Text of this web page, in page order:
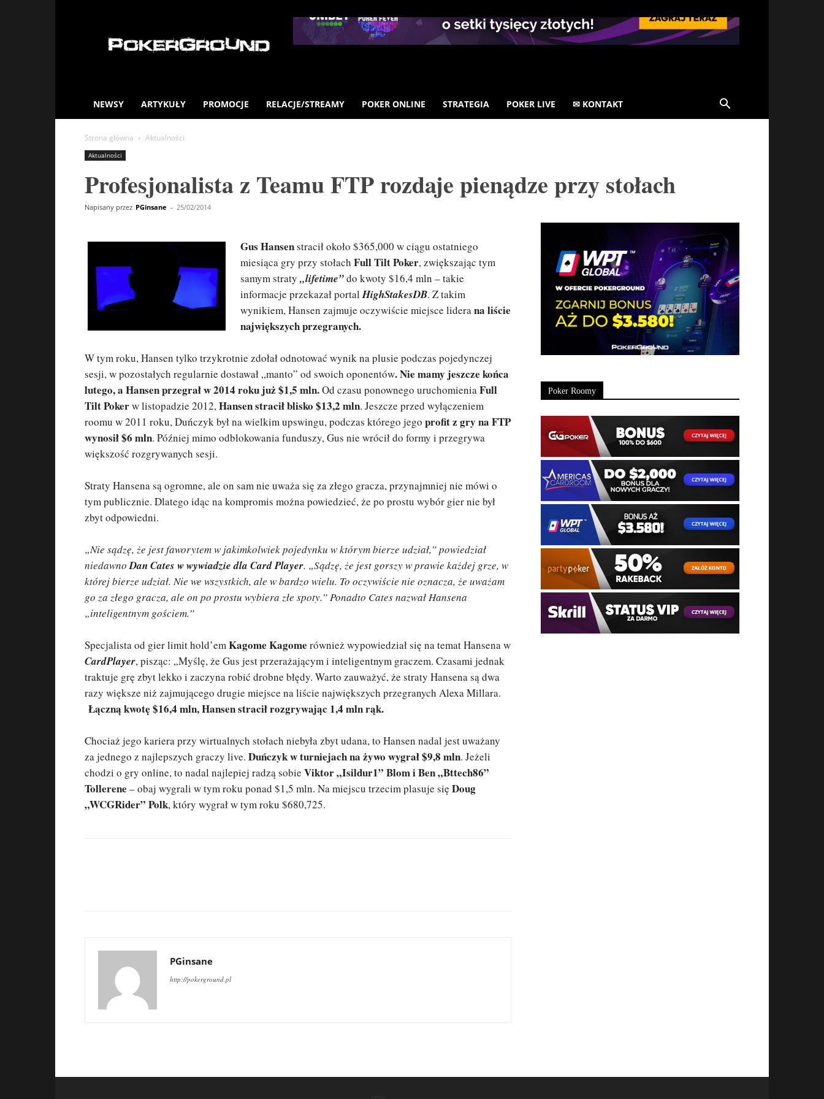
NEWSY ARTYKUŁY PROMOCJE RELACJE/STREAMY POKER ONLINE STRATEGIA POKER LIVE ✉ KONTAKT
Strona główna Aktualności
Aktualności
Profesjonalista z Teamu FTP rozdaje pienądze przy stołach
Napisany przez PGinsane - 25/02/2014
Gus Hansenstracił około $365,000 w ciągu ostatniego
miesiąca gry przy stołach Full Tilt Poker, zwiększając tym
samym straty „lifetime”do kwoty $16,4 mln – takie
informacje przekazał portalHighStakesDB. Z takim
wynikiem, Hansen zajmuje oczywiście miejsce liderana liście
największych przegranych.
W tym roku, Hansen tylko trzykrotnie zdołał odnotować wynik na plusie podczas pojedynczej
sesji, w pozostałych regularnie dostawał „manto” od swoich oponentów. Nie mamy jeszcze końca
lutego, a Hansen przegrał w 2014 roku już $1,5 mln.Od czasu ponownego uruchomieniaFull
Tilt Pokerw listopadzie 2012,Hansen stracił blisko $13,2 mln. Jeszcze przed wyłączeniem
roomu w 2011 roku, Duńczyk był na wielkim upswingu, podczas którego jego profit z gry na FTP
wynosił $6 mln. Później mimo odblokowania funduszy, Gus nie wrócił do formy i przegrywa
większość rozgrywanych sesji.
Straty Hansena są ogromne, ale on sam nie uważa się za złego gracza, przynajmniej nie mówi o
tym publicznie. Dlatego idąc na kompromis można powiedzieć, że po prostu wybór gier nie był
zbyt odpowiedni.
„Nie sądzę, że jest faworytem w jakimkolwiek pojedynku w którym bierze udział,” powiedział
niedawnoDan Cates w wywiadzie dla Card Player. „Sądzę, że jest gorszy w prawie każdej grze, w
której bierze udział. Nie we wszystkich, ale w bardzo wielu. To oczywiście nie oznacza, że uważam
go za złego gracza, ale on po prostu wybiera złe spoty.” Ponadto Cates nazwał Hansena
„inteligentnym gościem.”
Specjalista od gier limit hold’emKagome Kagome również wypowiedział się na temat Hansena w
CardPlayer, pisząc: „Myślę, że Gus jest przerażającym i inteligentnym graczem. Czasami jednak
traktuje grę zbyt lekko i zaczyna robić drobne błędy. Warto zauważyć, że straty Hansena są dwa
razy większe niż zajmującego drugie miejsce na liście największych przegranych Alexa Millara.
Łączną kwotę $16,4 mln, Hansen stracił rozgrywając 1,4 mln rąk.
Chociaż jego kariera przy wirtualnych stołach niebyła zbyt udana, to Hansen nadal jest uważany
za jednego z najlepszych graczy live. Duńczyk w turniejach na żywo wygrał $9,8 mln. Jeżeli
chodzi o gry online, to nadal najlepiej radzą sobie Viktor „Isildur1” Blom i Ben „Bttech86”
Tollerene – obaj wygrali w tym roku ponad $1,5 mln. Na miejscu trzecim plasuje się Doug
„WCGRider” Polk, który wygrał w tym roku $680,725.
PGinsane
http://pokerground.pl
Poker Roomy